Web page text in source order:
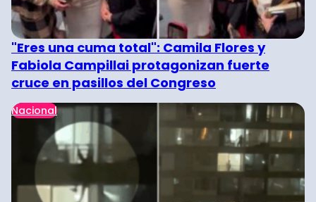
"Eres una cuma total": Camila Flores y
Fabiola Campillai protagonizan fuerte
cruce en pasillos del Congreso
Nacional